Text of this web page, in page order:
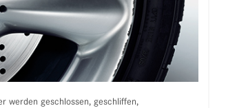
werden geschlossen, geschliffen,